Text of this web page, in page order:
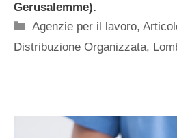
Gerusalemme).
Categorie
Agenzie per il lavoro,
Distribuzione Organizzata,